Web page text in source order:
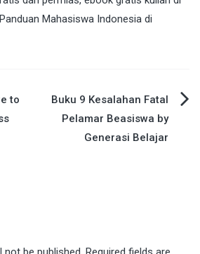
Mahasiswa Indonesia di
to
Buku 9 Kesalahan Fatal
Pelamar Beasiswa by
Generasi Belajar